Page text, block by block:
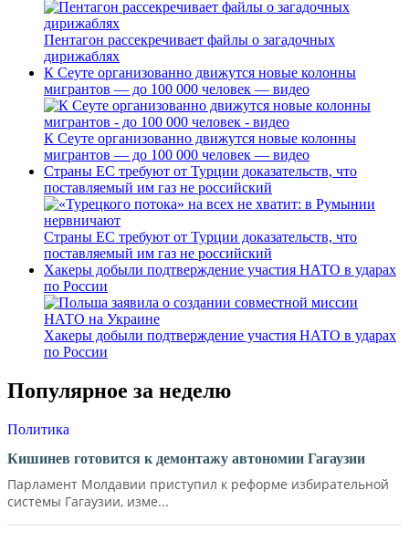
Пентагон рассекречивает файлы о загадочных
дирижаблях
К Сеуте организованно движутся новые колонны
мигрантов — до 100 000 человек — видео
К Сеуте организованно движутся новые колонны
мигрантов — до 100 000 человек — видео
Страны ЕС требуют от Турции доказательств, что
поставляемый им газ не российский
Страны ЕС требуют от Турции доказательств, что
поставляемый им газ не российский
Хакеры добыли подтверждение участия НАТО в ударах
по России
Хакеры добыли подтверждение участия НАТО в ударах
по России
Популярное за неделю
Политика
Кишинев готовится к демонтажу автономии Гагаузии
Парламент Молдавии приступил к реформе избирательной
системы Гагаузии, изме...